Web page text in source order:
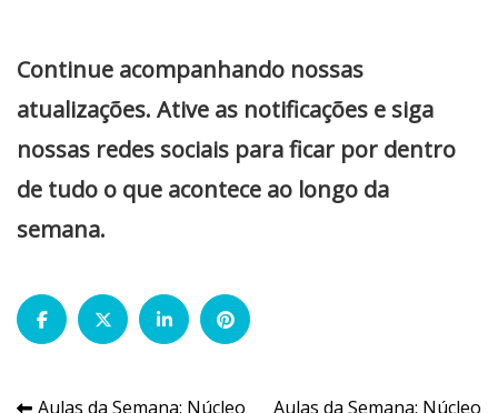
Continue acompanhando nossas
atualizações. Ative as notificações e siga
nossas redes sociais para ficar por dentro
de tudo o que acontece ao longo da
semana.
Aulas da Semana: Núcleo
Aulas da Semana: Núcleo